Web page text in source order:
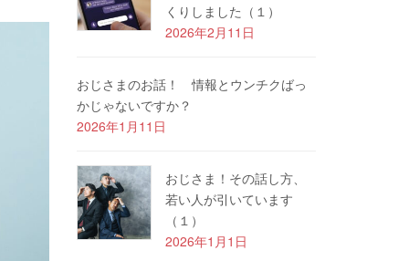
くりしました（１）
2026年2月11日
おじさまのお話！ 情報とウンチクばっ
かじゃないですか？
2026年1月11日
おじさま！その話し方、
若い人が引いています
（１）
2026年1月1日